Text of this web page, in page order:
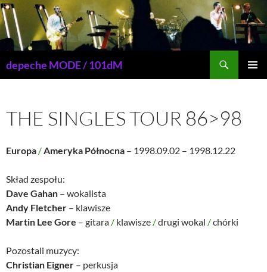
Przejdź
do
treści
depeche MODE / 101dM
THE SINGLES TOUR 86>98
Europa /Ameryka Północna – 1998.09.02 – 1998.12.22
Skład zespołu:
Dave Gahan – wokalista
Andy Fletcher – klawisze
Martin Lee Gore – gitara / klawisze /drugi wokal /chórki
Pozostali muzycy:
Christian Eigner – perkusja